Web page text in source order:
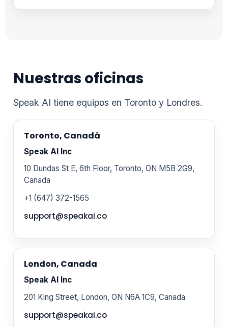
Nuestras oficinas
Speak AI tiene equipos en Toronto y Londres.
Toronto, Canadá
Speak AI Inc
10 Dundas St E, 6th Floor, Toronto, ON M5B 2G9,
Canada
+1 (647) 372-1565
support@speakai.co
London, Canada
Speak AI Inc
201 King Street, London, ON N6A 1C9, Canada
support@speakai.co